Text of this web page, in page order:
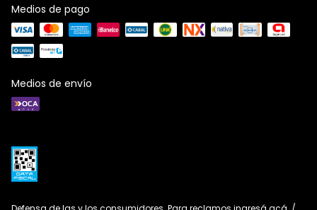
Medios de pago
Medios de envío